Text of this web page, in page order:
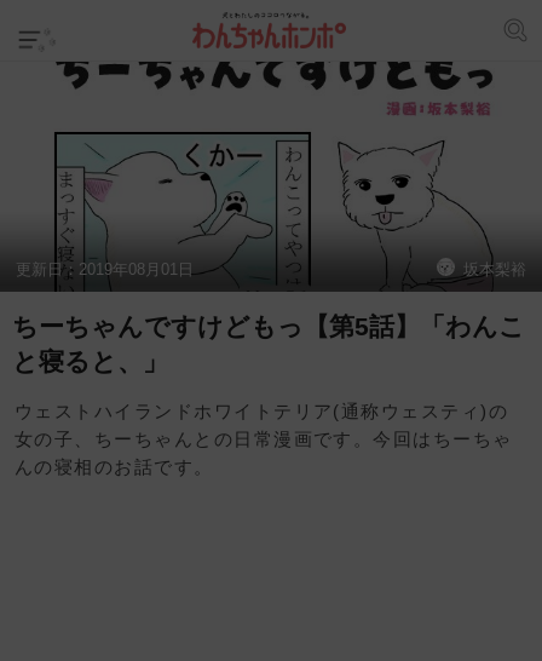
更新日： 2019年08月01日 坂本梨裕
ちーちゃんですけどもっ【第5話】「わんこ
と寝ると、」
ウェストハイランドホワイトテリア(通称ウェスティ)の
女の子、ちーちゃんとの日常漫画です。今回はちーちゃ
んの寝相のお話です。